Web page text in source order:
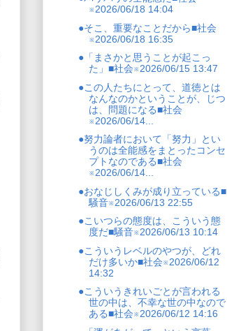
※2026/06/18 14:04
●そこ、重要なことだから■社会
※2026/06/18 16:35
●「まさかと思うことが起こっ
た」■社会※2026/06/15 13:47
●この人たちにとって、道徳とは
なんなのかということが、じつ
は、問題になる■社会
※2026/06/14...
●努力論者において「努力」とい
うのは全能感をまとったコンセ
プトなのである■社会
※2026/06/14...
●おなじしくみが成り立っている■
騒音※2026/06/13 22:55
●こいつらの態度は、こういう態
度だ■騒音※2026/06/13 10:14
●こういうレベルのやつが、どれ
だけ多いか■社会※2026/06/12
14:32
●こういうきれいごとが言われる
世の中は、不幸な世の中なので
ある■社会※2026/06/12 14:16